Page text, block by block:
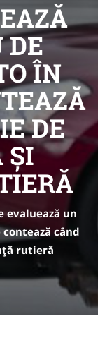
DE
ÎN
DE
ȘI
evaluează un
când
rutieră